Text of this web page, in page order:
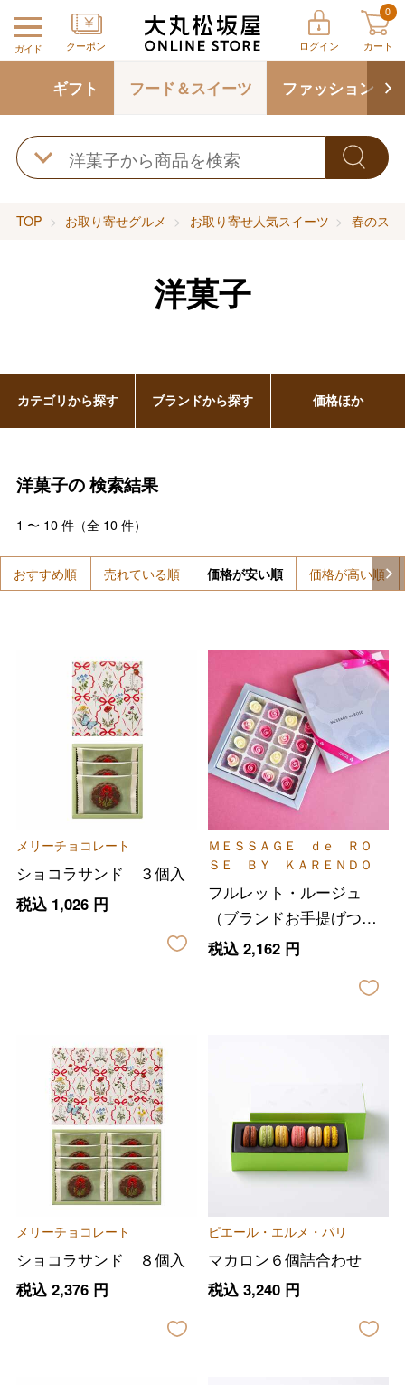
ガイド クーポン ログイン
0
カート
ギフト フード＆スイーツ ファッション
TOP お取り寄せグルメ お取り寄せ人気スイーツ 春のス
洋菓子
洋菓子の検索結果
1 〜 10件（全 10件）
おすすめ順 売れている順 価格が安い順 価格が高い順
メリーチョコレート
ショコラサンド ３個入
税込 1,026円
ＭＥＳＳＡＧＥ ｄｅ ＲＯ
ＳＥ ＢＹ ＫＡＲＥＮＤＯ
フルレット・ルージュ
（ブランドお手提げつ
き）
税込 2,162円
メリーチョコレート
ショコラサンド ８個入
税込 2,376円
ピエール・エルメ・パリ
マカロン６個詰合わせ
税込 3,240円
カテゴリから探す ブランドから探す 価格ほか